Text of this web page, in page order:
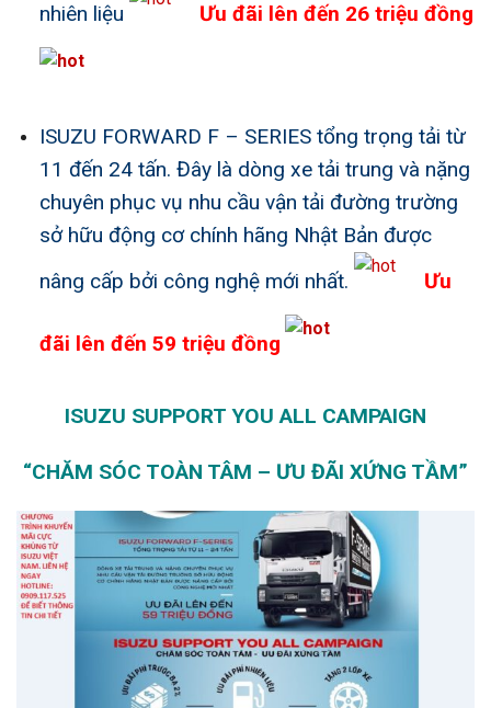
nhiên liệu
Ưu đãi lên đến 26 triệu đồng
ISUZU FORWARD F – SERIES tổng trọng tải từ
11 đến 24 tấn. Đây là dòng xe tải trung và nặng
chuyên phục vụ nhu cầu vận tải đường trường
sở hữu động cơ chính hãng Nhật Bản được
nâng cấp bởi công nghệ mới nhất.
Ưu
đãi lên đến 59 triệu đồng
ISUZU SUPPORT YOU ALL CAMPAIGN
“CHĂM SÓC TOÀN TÂM – ƯU ĐÃI XỨNG TẦM”